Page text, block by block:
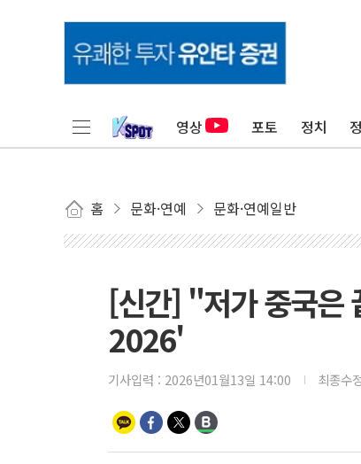
영상 포토 정치
홈 문화·연예 문화·연예일반
[신간] "저가 중국은
2026'
기사입력 : 2026년01월13일 14:00 최종수